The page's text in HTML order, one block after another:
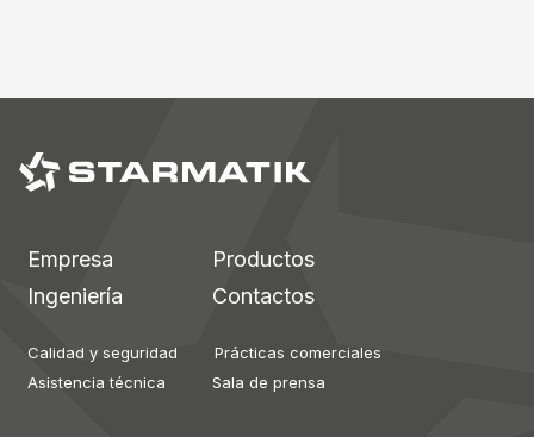
Empresa
Productos
Ingeniería
Contactos
Calidad y seguridad
Prácticas comerciales
Asistencia técnica
Sala de prensa